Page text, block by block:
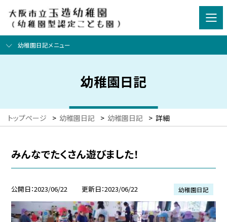
幼稚園日記メニュー
幼稚園日記
トップページ > 幼稚園日記 > 幼稚園日記 > 詳細
みんなでたくさん遊びました！
公開日 2023/06/22 更新日 2023/06/22 幼稚園日記